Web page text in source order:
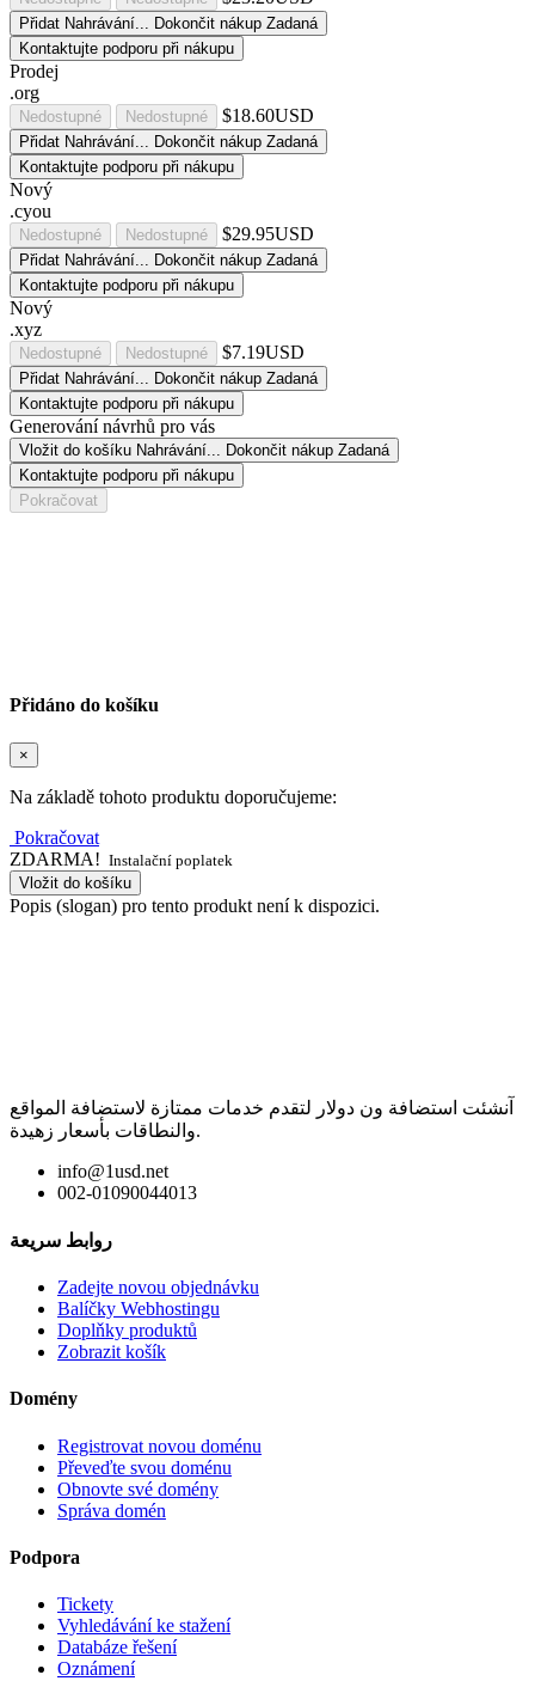
Přidat Nahrávání... Dokončit nákup Zadaná
Kontaktujte podporu při nákupu
Prodej
.org
Nedostupné Nedostupné $18.60USD
Přidat Nahrávání... Dokončit nákup Zadaná
Kontaktujte podporu při nákupu
Nový
.cyou
Nedostupné Nedostupné $29.95USD
Přidat Nahrávání... Dokončit nákup Zadaná
Kontaktujte podporu při nákupu
Nový
.xyz
Nedostupné Nedostupné $7.19USD
Přidat Nahrávání... Dokončit nákup Zadaná
Kontaktujte podporu při nákupu
Generování návrhů pro vás
Vložit do košíku Nahrávání... Dokončit nákup Zadaná
Kontaktujte podporu při nákupu
Pokračovat
Přidáno do košíku
×
Na základě tohoto produktu doporučujeme:
Pokračovat
ZDARMA! Instalační poplatek
Vložit do košíku
Popis (slogan) pro tento produkt není k dispozici.
آنشئت استضافة ون دولار لتقدم خدمات ممتازة لاستضافة المواقع
والنطاقات بأسعار زهيدة.
info@1usd.net
002-01090044013
روابط سريعة
Zadejte novou objednávku
Balíčky Webhostingu
Doplňky produktů
Zobrazit košík
Domény
Registrovat novou doménu
Převeďte svou doménu
Obnovte své domény
Správa domén
Podpora
Tickety
Vyhledávání ke stažení
Databáze řešení
Oznámení